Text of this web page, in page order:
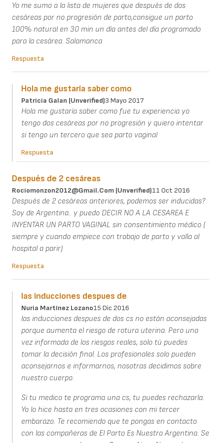
Yo me sumo a la lista de mujeres que después de dos
cesáreas por no progresión de parto,consigue un parto
100% natural en 30 min un día antes del día programado
para la cesárea. Salamanca
Respuesta
Hola me gustaría saber como
Patricia Galan (unverified)3 Mayo 2017
Hola me gustaría saber como fue tu experiencia yo
tengo dos cesáreas por no progresión y quiero intentar
si tengo un tercero que sea parto vaginal
Respuesta
Después de 2 cesáreas
Rociomonzon2012@gmail.com (unverified)11 Oct 2016
Después de 2 cesáreas anteriores, podemos ser inducidas?
Soy de Argentina.. y puedo DECIR NO A LA CESAREA E
INYENTAR UN PARTO VAGINAL sin consentimiento médico (
siempre y cuando empiece con trabajo de parto y valla al
hospital a parir)
Respuesta
las inducciones despues de
Nuria Martínez Lozano15 Dic 2016
las inducciones despues de dos cs no están aconsejadas
porque aumenta el riesgo de rotura uterina. Pero una
vez informada de los riesgos reales, solo tú puedes
tomar la decisión final. Los profesionales solo pueden
aconsejarnos e informarnos, nosotras decidimos sobre
nuestro cuerpo.
Si tu medico te programa una cs, tu puedes rechazarla.
Yo lo hice hasta en tres ocasiones con mi tercer
embarazo. Te recomiendo que te pongas en contacto
con las compañeras de El Parto Es Nuestro Argentina. Se